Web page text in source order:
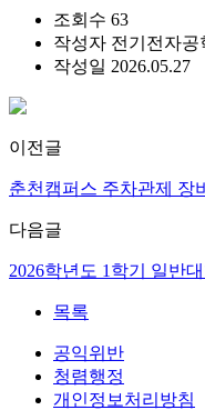
조회수 63
작성자 전기전자공
작성일 2026.05.27
이전글
춘천캠퍼스 주차관제 장
다음글
2026학년도 1학기 일반
목록
공익위반
청렴행정
개인정보처리방침